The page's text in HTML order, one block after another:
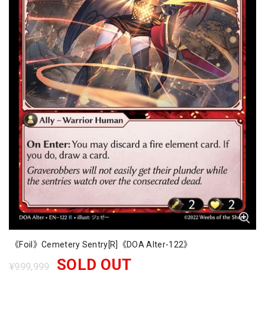
《Foil》Cemetery Sentry[R]《DOA Alter-122》
¥999,999 SOLD OUT